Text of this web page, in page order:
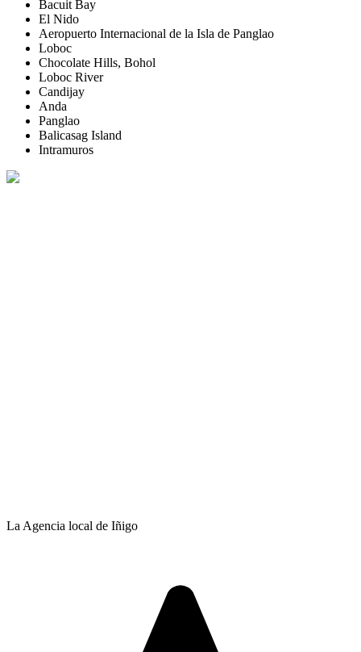
Bacuit Bay
El Nido
Aeropuerto Internacional de la Isla de Panglao
Loboc
Chocolate Hills, Bohol
Loboc River
Candijay
Anda
Panglao
Balicasag Island
Intramuros
La Agencia local de Iñigo